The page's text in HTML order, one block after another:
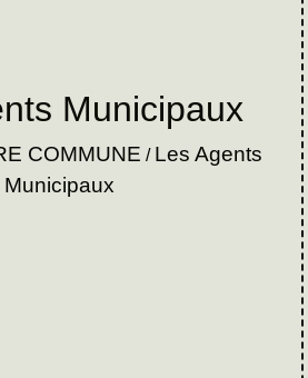
Municipaux
COMMUNE / Les Agents
Municipaux